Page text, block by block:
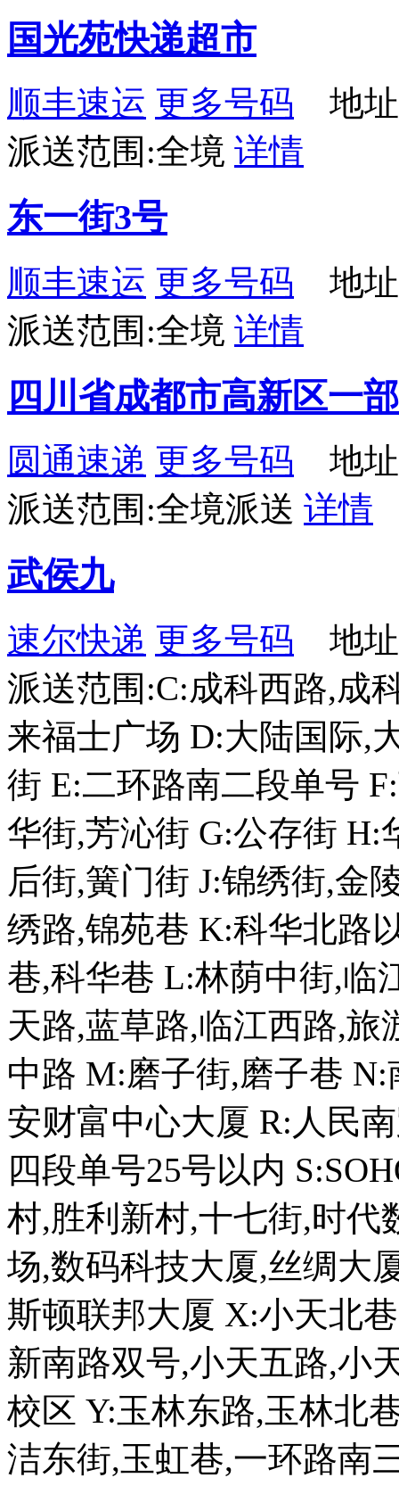
国光苑快递超市
顺丰速运 更多号码 地址
派送范围:全境 详情
东一街3号
顺丰速运 更多号码 地址
派送范围:全境 详情
四川省成都市高新区一部
圆通速递 更多号码 地址
派送范围:全境派送 详情
武侯九
速尔快递 更多号码 地址
派送范围:C:成科西路,成
来福士广场 D:大陆国际,
街 E:二环路南二段单号
华街,芳沁街 G:公存街 H:
后街,簧门街 J:锦绣街,金
绣路,锦苑巷 K:科华北路
巷,科华巷 L:林荫中街,临
天路,蓝草路,临江西路,
中路 M:磨子街,磨子巷
安财富中心大厦 R:人民
四段单号25号以内
村,胜利新村,十七街,时代
场,数码科技大厦,丝绸大
斯顿联邦大厦 X:小天北
新南路双号,小天五路,小
校区 Y:玉林东路,玉林北
洁东街,玉虹巷,一环路南